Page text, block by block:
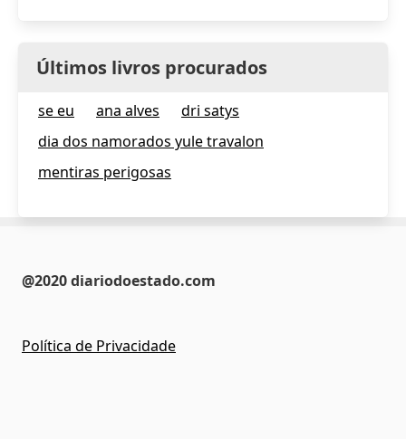
Últimos livros procurados
se eu ana alves
dri satys
dia dos namorados yule travalon
mentiras perigosas
@2020 diariodoestado.com
Política de Privacidade